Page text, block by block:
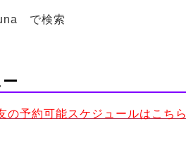
で検索
の予約可能スケジュールはこちら